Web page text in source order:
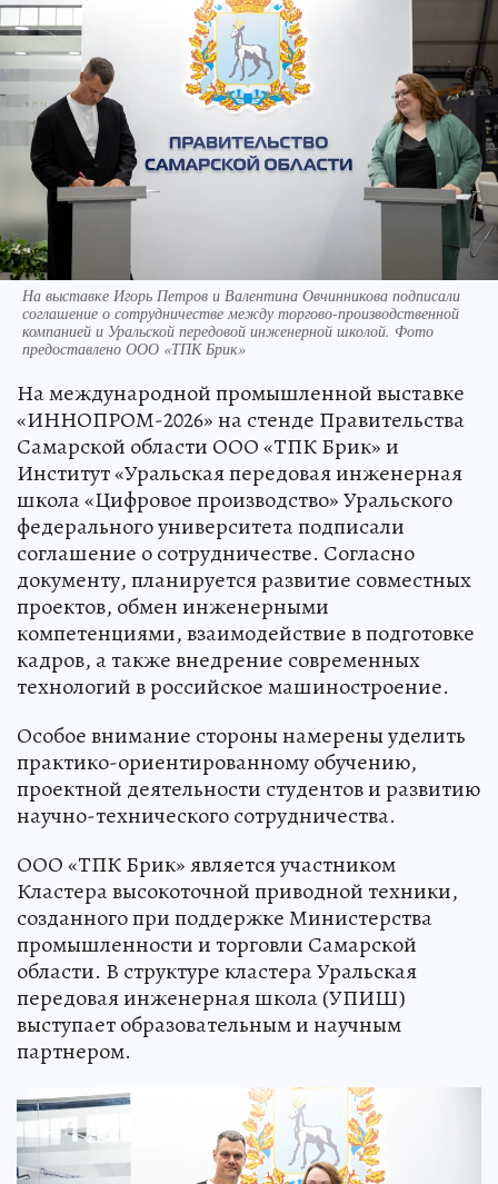
На выставке Игорь Петров и Валентина Овчинникова подписали
соглашение о сотрудничестве между торгово-производственной
компанией и Уральской передовой инженерной школой. Фото
предоставлено ООО «ТПК Брик»
На международной промышленной выставке
«ИННОПРОМ-2026» на стенде Правительства
Самарской области ООО «ТПК Брик» и
Институт «Уральская передовая инженерная
школа «Цифровое производство» Уральского
федерального университета подписали
соглашение о сотрудничестве. Согласно
документу, планируется развитие совместных
проектов, обмен инженерными
компетенциями, взаимодействие в подготовке
кадров, а также внедрение современных
технологий в российское машиностроение.
Особое внимание стороны намерены уделить
практико-ориентированному обучению,
проектной деятельности студентов и развитию
научно-технического сотрудничества.
ООО «ТПК Брик» является участником
Кластера высокоточной приводной техники,
созданного при поддержке Министерства
промышленности и торговли Самарской
области. В структуре кластера Уральская
передовая инженерная школа (УПИШ)
выступает образовательным и научным
партнером.